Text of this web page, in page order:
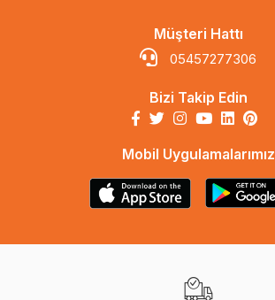
Müşteri Hattı
05457277306
Bizi Takip Edin
Mobil Uygulamalarımız